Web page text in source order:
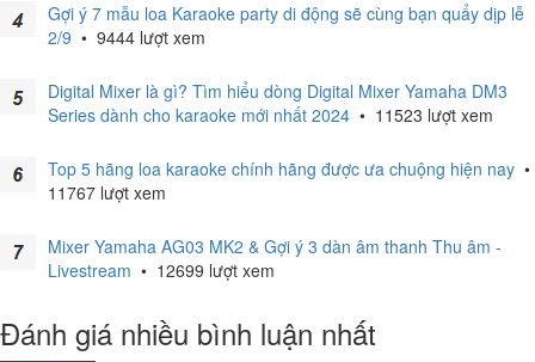
Gợi ý 7 mẫu loa Karaoke party di động sẽ cùng bạn quẩy dịp lễ
2/9 • 9444 lượt xem
Digital Mixer là gì? Tìm hiểu dòng Digital Mixer Yamaha DM3
Series dành cho karaoke mới nhất 2024 • 11523 lượt xem
Top 5 hãng loa karaoke chính hãng được ưa chuộng hiện nay •
11767 lượt xem
Mixer Yamaha AG03 MK2 & Gợi ý 3 dàn âm thanh Thu âm -
Livestream • 12699 lượt xem
Đánh giá nhiều bình luận nhất